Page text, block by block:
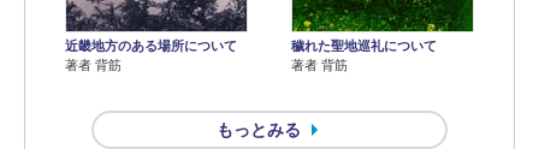
近畿地方のある場所について
著者 背筋
穢れた聖地巡礼について
著者 背筋
もっとみる